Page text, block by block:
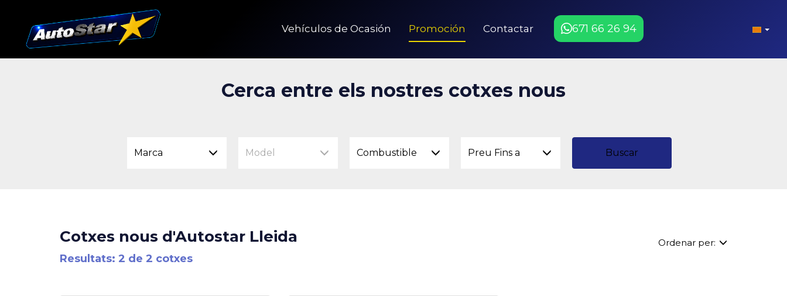
Vehículos de Ocasión Promoción Contactar 671 66 26 94
Cerca entre els nostres cotxes nous
Marca Model Combustible Preu Fins a Buscar
Cotxes nous d'Autostar Lleida
Resultats: 2 de 2 cotxes
Ordenar per: